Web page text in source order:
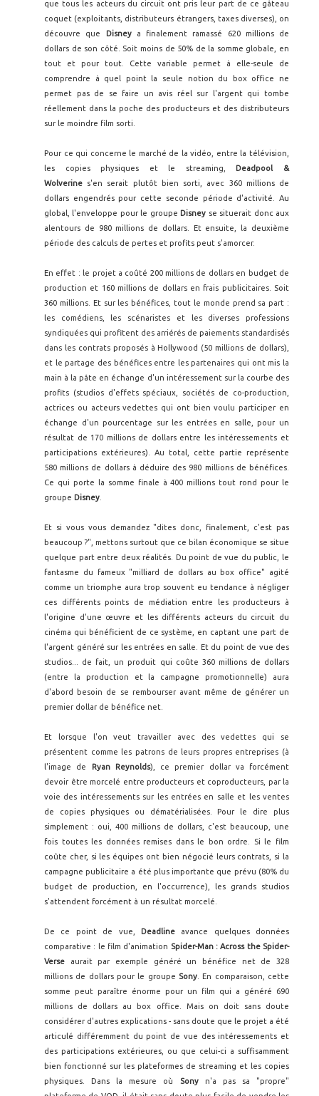
que tous les acteurs du circuit ont pris leur part de ce gâteau
coquet (exploitants, distributeurs étrangers, taxes diverses), on
découvre que
Disneya finalement ramassé 620 millions de
dollars de son côté. Soit moins de 50% de la somme globale, en
tout et pour tout. Cette variable permet à elle-seule de
comprendre à quel point la seule notion du box office ne
permet pas de se faire un avis réel sur l'argent qui tombe
réellement dans la poche des producteurs et des distributeurs
sur le moindre film sorti.
Pour ce qui concerne le marché de la vidéo, entre la télévision,
les copies physiques et le streaming, Deadpool &
Wolverine s'en serait plutôt bien sorti, avec 360 millions de
dollars engendrés pour cette seconde période d'activité. Au
global, l'enveloppe pour le groupe Disney se situerait donc aux
alentours de 980 millions de dollars. Et ensuite, la deuxième
période des calculs de pertes et profits peut s'amorcer.
En effet : le projet a coûté 200 millions de dollars en budget de
production et 160 millions de dollars en frais publicitaires. Soit
360 millions. Et sur les bénéfices, tout le monde prend sa part :
les comédiens, les scénaristes et les diverses professions
syndiquées qui profitent des arriérés de paiements standardisés
dans les contrats proposés à Hollywood (50 millions de dollars),
et le partage des bénéfices entre les partenaires qui ont mis la
main à la pâte en échange d'un intéressement sur la courbe des
profits (studios d'effets spéciaux, sociétés de co-production,
actrices ou acteurs vedettes qui ont bien voulu participer en
échange d'un pourcentage sur les entrées en salle, pour un
résultat de 170 millions de dollars entre les intéressements et
participations extérieures). Au total, cette partie représente
580 millions de dollars à déduire des 980 millions de bénéfices.
Ce qui porte la somme finale à 400 millions tout rond pour le
groupe Disney
Et si vous vous demandez "dites donc, finalement, c'est pas
beaucoup ?", mettons surtout que ce bilan économique se situe
quelque part entre deux réalités. Du point de vue du public, le
fantasme du fameux "milliard de dollars au box office" agité
comme un triomphe aura trop souvent eu tendance à négliger
ces différents points de médiation entre les producteurs à
l'origine d'une œuvre et les différents acteurs du circuit du
cinéma qui bénéficient de ce système, en captant une part de
l'argent généré sur les entrées en salle. Et du point de vue des
studios... de fait, un produit qui coûte 360 millions de dollars
(entre la production et la campagne promotionnelle) aura
d'abord besoin de se rembourser avant même de générer un
premier dollar de bénéfice net.
Et lorsque l'on veut travailler avec des vedettes qui se
présentent comme les patrons de leurs propres entreprises (à
l'image de
Ryan Reynolds), ce premier dollar va forcément
devoir être morcelé entre producteurs et coproducteurs, par la
voie des intéressements sur les entrées en salle et les ventes
de copies physiques ou dématérialisées. Pour le dire plus
simplement : oui, 400 millions de dollars, c'est beaucoup, une
fois toutes les données remises dans le bon ordre. Si le film
coûte cher, si les équipes ont bien négocié leurs contrats, si la
campagne publicitaire a été plus importante que prévu (80% du
budget de production, en l'occurrence), les grands studios
s'attendent forcément à un résultat morcelé.
De ce point de vue, Deadlineavance quelques données
comparative : le film d'animation Spider-Man : Across the Spider-
Verse aurait par exemple généré un bénéfice net de 328
millions de dollars pour le groupe Sony . En comparaison, cette
somme peut paraître énorme pour un film qui a généré 690
millions de dollars au box office. Mais on doit sans doute
considérer d'autres explications - sans doute que le projet a été
articulé différemment du point de vue des intéressements et
des participations extérieures, ou que celui-ci a suffisamment
bien fonctionné sur les plateformes de streaming et les copies
physiques. Dans la mesure où
Sonyn'a pas sa "propre"